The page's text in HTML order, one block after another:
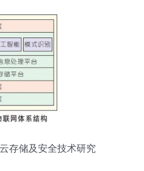
存储及安全技术研究